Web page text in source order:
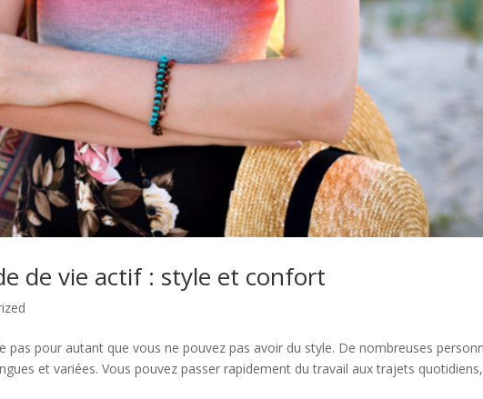
de vie actif : style et confort
pas pour autant que vous ne pouvez pas avoir du style. De nombreuses
et variées. Vous pouvez passer rapidement du travail aux trajets